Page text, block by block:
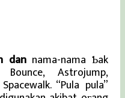
dannama-nama Ƅak
Astrojump,
“Pula pula”